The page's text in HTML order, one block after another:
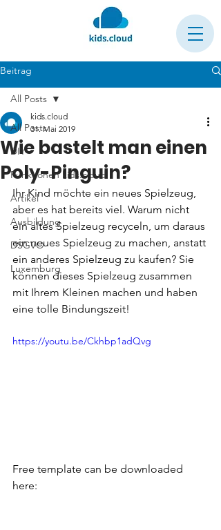
Beitrag
All Posts
DIY
Funktionen kids.cloud
Artikel
Ausbildung
DSGVO
Luxemburg
All Posts
Wie bastelt man einen
Poly-Pinguin?
kids.cloud
31. Mai 2019
Ihr Kind möchte ein neues Spielzeug,
aber es hat bereits viel. Warum nicht
ein altes Spielzeug recyceln, um daraus
ein neues Spielzeug zu machen, anstatt
ein anderes Spielzeug zu kaufen? Sie
können dieses Spielzeug zusammen
mit Ihrem Kleinen machen und haben
eine tolle Bindungszeit!
https://youtu.be/Ckhbp1adQvg
Free template can be downloaded
here: